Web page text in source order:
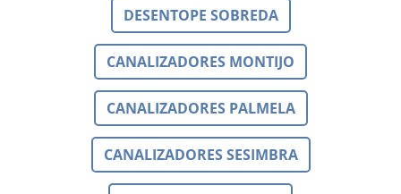
DESENTOPE SOBREDA
CANALIZADORES MONTIJO
CANALIZADORES PALMELA
CANALIZADORES SESIMBRA